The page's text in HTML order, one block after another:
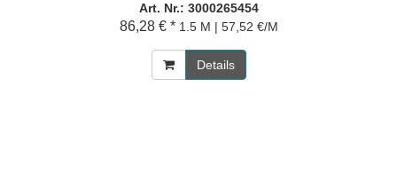
Art. Nr.: 3000265454
86,28 € * 1.5 M | 57,52 €/M
Details